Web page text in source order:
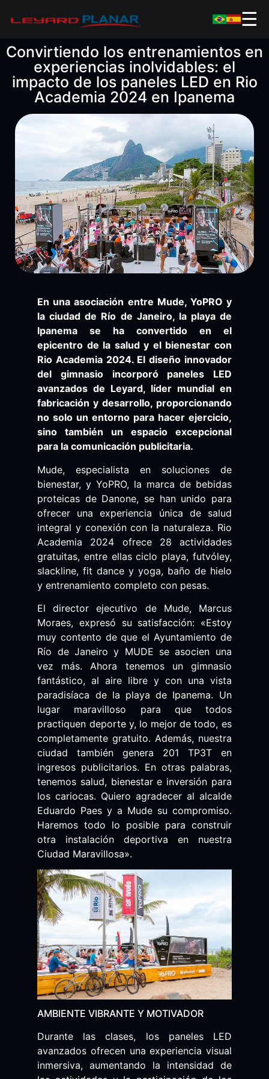
☰
Convirtiendo los entrenamientos en
experiencias inolvidables: el
impacto de los paneles LED en Rio
Academia 2024 en Ipanema
En una asociación entre Mude, YoPRO y
la ciudad de Río de Janeiro, la playa de
Ipanema se ha convertido en el
epicentro de la salud y el bienestar con
Rio Academia 2024. El diseño innovador
del gimnasio incorporó paneles LED
avanzados de Leyard, líder mundial en
fabricación y desarrollo, proporcionando
no solo un entorno para hacer ejercicio,
sino también un espacio excepcional
para la comunicación publicitaria.
Mude, especialista en soluciones de
bienestar, y YoPRO, la marca de bebidas
proteicas de Danone, se han unido para
ofrecer una experiencia única de salud
integral y conexión con la naturaleza. Rio
Academia 2024 ofrece 28 actividades
gratuitas, entre ellas ciclo playa, futvóley,
slackline, fit dance y yoga, baño de hielo
y entrenamiento completo con pesas.
El director ejecutivo de Mude, Marcus
Moraes, expresó su satisfacción: «Estoy
muy contento de que el Ayuntamiento de
Río de Janeiro y MUDE se asocien una
vez más. Ahora tenemos un gimnasio
fantástico, al aire libre y con una vista
paradisíaca de la playa de Ipanema. Un
lugar maravilloso para que todos
practiquen deporte y, lo mejor de todo, es
completamente gratuito. Además, nuestra
ciudad también genera 201 TP3T en
ingresos publicitarios. En otras palabras,
tenemos salud, bienestar e inversión para
los cariocas. Quiero agradecer al alcalde
Eduardo Paes y a Mude su compromiso.
Haremos todo lo posible para construir
otra instalación deportiva en nuestra
Ciudad Maravillosa».
AMBIENTE VIBRANTE Y MOTIVADOR
Durante las clases, los paneles LED
avanzados ofrecen una experiencia visual
inmersiva, aumentando la intensidad de